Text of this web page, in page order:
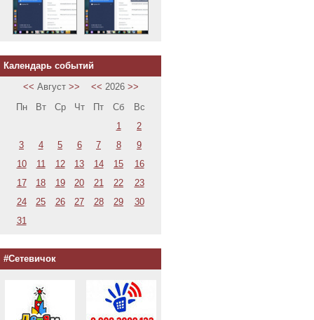
Календарь событий
<< Август >> << 2026 >>
Пн
Вт Ср Чт Пт Сб
Вс
1
2
3
4 5 6 7 8
9
10
11 12 13 14 15
16
17
18 19 20 21 22
23
24
25 26 27 28 29
30
31
#Сетевичок